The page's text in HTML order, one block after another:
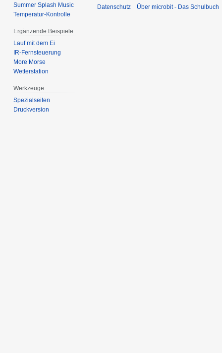
Summer Splash Music
Temperatur-Kontrolle
Ergänzende Beispiele
Lauf mit dem Ei
IR-Fernsteuerung
More Morse
Wetterstation
Werkzeuge
Spezialseiten
Druckversion
Datenschutz Über microbit - Das Schulbuch